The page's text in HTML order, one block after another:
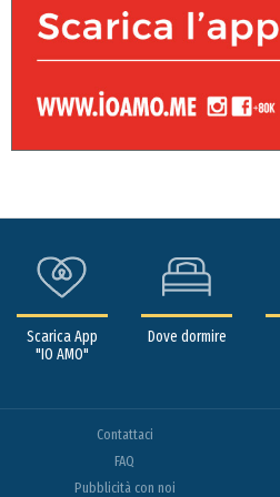
Scarica App
"IO AMO"
Dove dormire
Contattaci
FAQ
Pubblicità con noi